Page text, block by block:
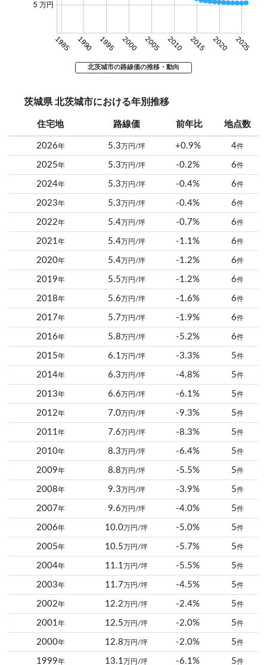
1985 1990 1995 2000 2005 2010 2015 2020 2025
5 万円
北茨城市の路線価の推移・動向
茨城県 北茨城市における年別推移
住宅地 路線価 前年比 地点数
2026年 5.3万円/坪 +0.9% 4件
2025年 5.3万円/坪 -0.2% 6件
2024年 5.3万円/坪 -0.4% 6件
2023年 5.3万円/坪 -0.4% 6件
2022年 5.4万円/坪 -0.7% 6件
2021 年 5.4万円/坪 -1.1% 6件
2020年 5.4万円/坪 -1.2% 6件
2019年 5.5万円/坪 -1.2% 6件
2018年 5.6万円/坪 -1.6% 6件
2017年 5.7万円/坪 -1.9% 6件
2016年 5.8万円/坪 -5.2% 6件
2015年 6.1 万円/坪 -3.3% 5件
2014年 6.3万円/坪 -4.8% 5件
2013年 6.6万円/坪 -6.1% 5件
2012年 7.0万円/坪 -9.3% 5件
2011 年 7.6万円/坪 -8.3% 5件
2010年 8.3万円/坪 -6.4% 5件
2009年 8.8万円/坪 -5.5% 5件
2008年 9.3万円/坪 -3.9% 5件
2007年 9.6万円/坪 -4.0% 5件
2006年 10.0万円/坪 -5.0% 5件
2005年 10.5万円/坪 -5.7% 5件
2004年 11.1 万円/坪 -5.5% 5件
2003年 11.7万円/坪 -4.5% 5件
2002年 12.2万円/坪 -2.4% 5件
2001 年 12.5万円/坪 -2.0% 5件
2000年 12.8万円/坪 -2.0% 5件
1999年 13.1 万円/坪 -6.1% 5件